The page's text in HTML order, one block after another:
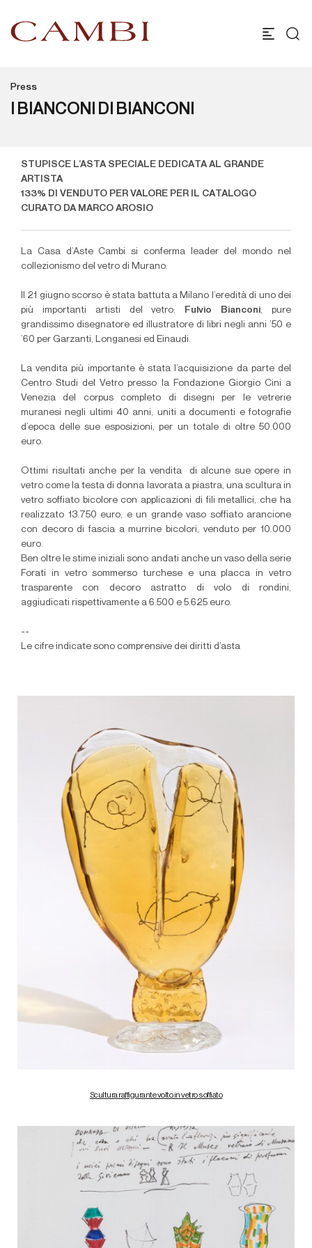
Press
I BIANCONI DI BIANCONI
Scultura raffigurante volto in vetro soffiato
STUPISCE L’ASTA SPECIALE DEDICATA AL GRANDE
ARTISTA
133% DI VENDUTO PER VALORE PER IL CATALOGO
CURATO DA MARCO AROSIO
La Casa d’Aste Cambi si conferma leader del mondo nel
collezionismo del vetro di Murano.
Il 21 giugno scorso è stata battuta a Milano l’eredità di uno dei
più importanti artisti del vetro:
Fulvio Bianconi, pure
grandissimo disegnatore ed illustratore di libri negli anni ’50 e
’60 per Garzanti, Longanesi ed Einaudi.
La vendita più importante è stata l’acquisizione da parte del
Centro Studi del Vetro presso la Fondazione Giorgio Cini a
Venezia del corpus completo di disegni per le vetrerie
muranesi negli ultimi 40 anni, uniti a documenti e fotografie
d’epoca delle sue esposizioni, per un totale di oltre 50.000
euro.
Ottimi risultati anche per la vendita
di alcune sue opere in
vetro come la testa di donna lavorata a piastra, una scultura in
vetro soffiato bicolore con applicazioni di fili metallici, che ha
realizzato 13.750 euro, e un grande vaso soffiato arancione
con decoro di fascia a murrine bicolori, venduto per 10.000
euro.
Ben oltre le stime iniziali sono andati anche un vaso della serie
Forati in vetro sommerso turchese e una placca in vetro
trasparente con decoro astratto di volo di rondini,
aggiudicati rispettivamente a 6.500 e 5.625 euro.
--
Le cifre indicate sono comprensive dei diritti d’asta